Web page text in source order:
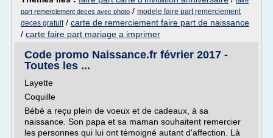
part remerciement deces avec photo / modele faire part remerciement
deces gratuit/ carte de remerciement faire part de naissance
/ carte faire part mariage a imprimer
Code promo Naissance.fr février 2017 -
Toutes les ...
Layette
Coquille
Bébé a reçu plein de voeux et de cadeaux, à sa
naissance. Son papa et sa maman souhaitent remercier
les personnes qui lui ont témoigné autant d'affection. Là